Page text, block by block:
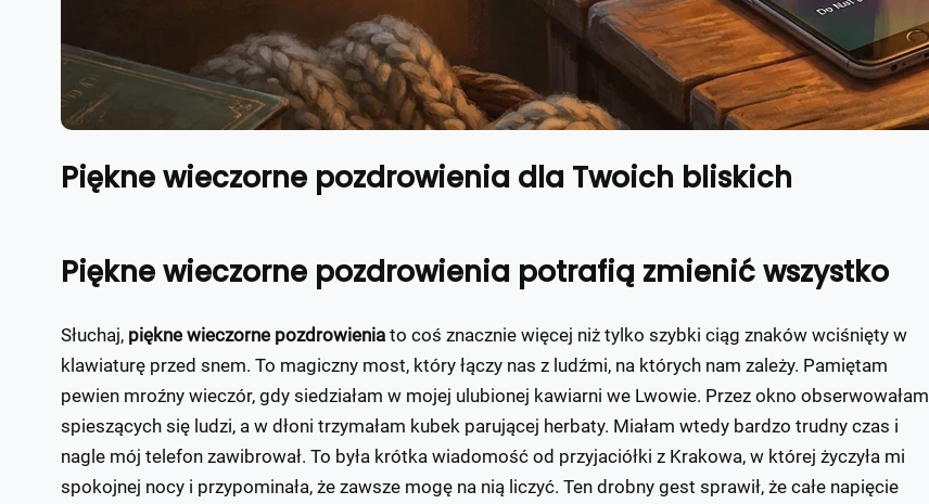
Piękne wieczorne pozdrowienia dla Twoich bliskich
Piękne wieczorne pozdrowienia potrafią zmienić wszystko
Słuchaj, piękne wieczorne pozdrowienia to coś znacznie więcej niż tylko szybki ciąg znaków wciśnięty w
klawiaturę przed snem. To magiczny most, który łączy nas z ludźmi, na których nam zależy. Pamiętam
pewien mroźny wieczór, gdy siedziałam w mojej ulubionej kawiarni we Lwowie. Przez okno obserwowałam
spieszących się ludzi, a w dłoni trzymałam kubek parującej herbaty. Miałam wtedy bardzo trudny czas i
nagle mój telefon zawibrował. To była krótka wiadomość od przyjaciółki z Krakowa, w której życzyła mi
spokojnej nocy i przypominała, że zawsze mogę na nią liczyć. Ten drobny gest sprawił, że całe napięcie